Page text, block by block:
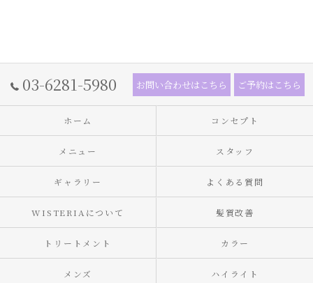
03-6281-5980 お問い合わせはこちら ご予約はこちら
ホーム コンセプト
メニュー スタッフ
ギャラリー よくある質問
WISTERIAについて 髪質改善
トリートメント カラー
メンズ ハイライト